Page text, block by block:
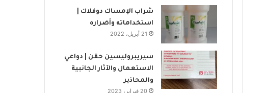
شراب الإمساك دوفلاك |
استخداماته وأضراره
21 أبريل، 2022
سيريبروليسين حقن | دواعي
الاستعمال والآثار الجانبية
والمحاذير
20 فبراير، 2023